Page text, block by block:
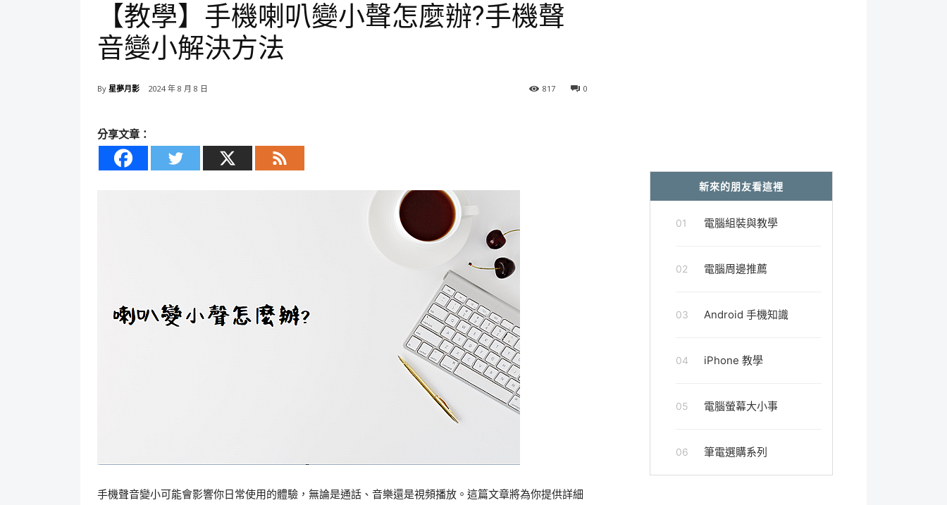
【教學】手機喇叭變小聲怎麼辦?手機聲
音變小解決方法
By 星夢月影 2024 年 8 月 8 日 0
817
分享文章：
手機聲音變小可能會影響你日常使用的體驗，無論是通話、音樂還是視頻播放。這篇文章將為你提供詳細
新來的朋友看這裡
01 電腦組裝與教學
02 電腦周邊推薦
03 Android 手機知識
04 iPhone 教學
05 電腦螢幕大小事
06 筆電選購系列